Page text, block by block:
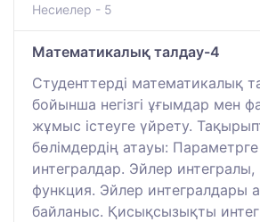
Несиелер - 5
Математикалық талдау-4
Студенттерді математикалық
бойынша негізгі ұғымдар мен
жұмыс істеуге үйрету.
бөлімдердің атауы: Параметрге
интегралдар. Эйлер
функция. Эйлер интегралдары
байланыс. Қисықсызықты